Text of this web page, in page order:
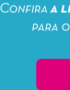
Confiraa
para